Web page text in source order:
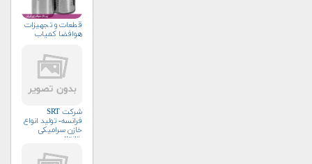
قطعات و تجهیزات
هوافضا کمیاب
شرکت SRT
فرانسه- تولید انواع
خازن سرامیکی
وتانتال